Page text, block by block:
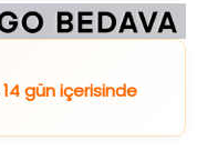
14 gün içerisinde